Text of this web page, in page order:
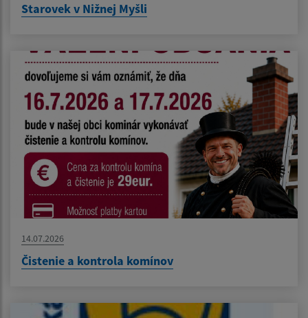
Starovek v Nižnej Myšli
14.07.2026
Čistenie a kontrola komínov